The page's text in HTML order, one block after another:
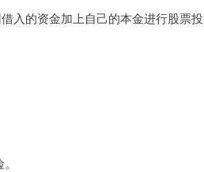
入的资金加上自己的本金进行股票投